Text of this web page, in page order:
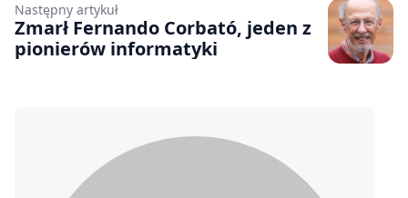
Następny artykuł
Zmarł Fernando Corbató, jeden z
pionierów informatyki